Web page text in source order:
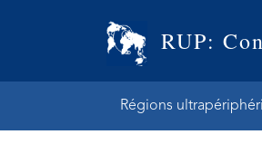
RUP:
Régions